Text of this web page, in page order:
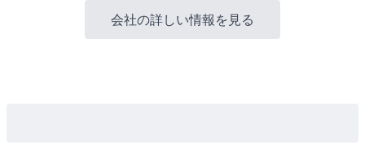
会社の詳しい情報を見る